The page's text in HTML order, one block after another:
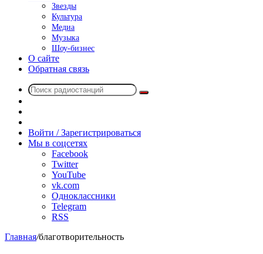
Звезды
Культура
Медиа
Музыка
Шоу-бизнес
О сайте
Обратная связь
Поиск
радио
Войти / Зарегистрироваться
Мы в соцсетях
Facebook
Twitter
YouTube
vk.com
Одноклассники
Telegram
RSS
Главная/благотворительность